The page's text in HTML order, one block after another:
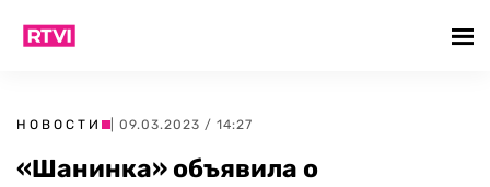
НОВОСТИ | 09.03.2023 / 14:27
«Шанинка» объявила о